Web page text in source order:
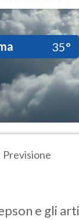
35°
Previsione
e gli